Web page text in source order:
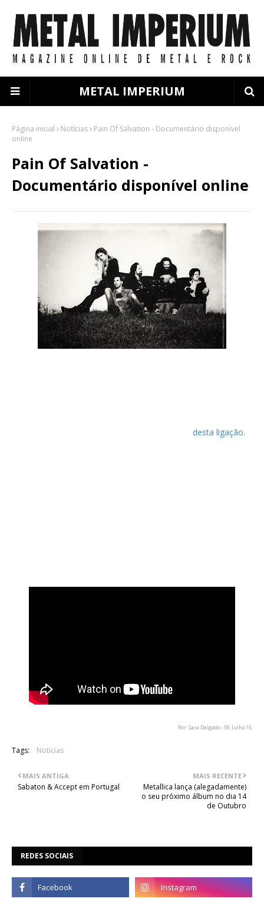
METAL IMPERIUM
Página inicial Notícias
Pain Of Salvation - Documentário disponível
online
Pain Of Salvation -
Documentário disponível online
desta ligação.
Por: Sara Delgado - 06 Julho 16
Tags: Notícias
MAIS RECENTE
Metallica lança (alegadamente)
o seu próximo álbum no dia 14
de Outubro
MAIS ANTIGA
Sabaton & Accept em Portugal
REDES SOCIAIS